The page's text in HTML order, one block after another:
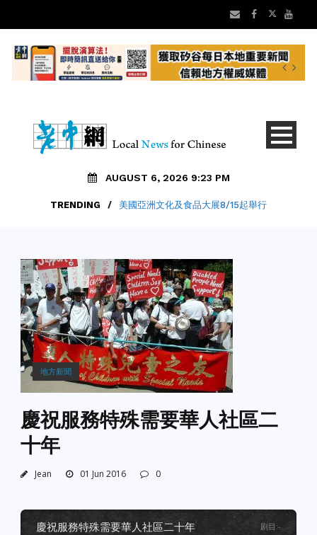
AUGUST 6, 2026 9:23 PM
TRENDING / 美國亞洲文化及食品大展8/15起舉行
地方新聞
慶祝服務特殊需要華人社區二
十年
Jean 01 Jun 2016 0
慶祝服務特殊需要華人社區二十年 剧目 :-